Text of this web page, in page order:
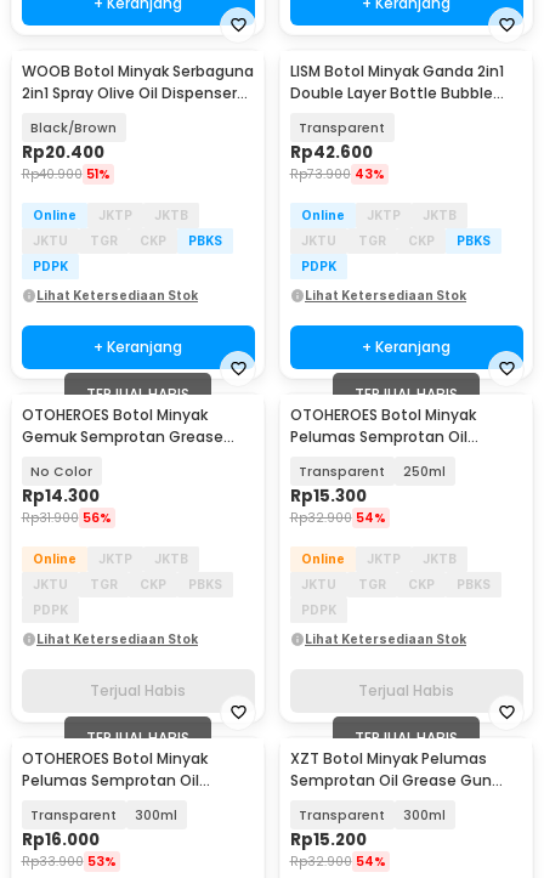
Baru
WOOB Botol Minyak Serbaguna
2in1 Spray Olive Oil Dispenser
Black/Brown
Rp20.400
Rp40.900 51%
Online JKTP
JKTB
JKTU
TGR CKP
PBKS
PDPK
Lihat Ketersediaan Stok
+ Keranjang
LISM Botol Minyak Ganda 2in1
Double Layer Bottle Bubble
Transparent
Rp42.600
Rp73.900 43%
Online JKTP
JKTB
JKTU
TGR CKP
PBKS
PDPK
Lihat Ketersediaan Stok
+ Keranjang
TERJUAL HABIS
OTOHEROES Botol Minyak
Gemuk Semprotan Grease
No Color
Rp14.300
Rp31.900 56%
Online JKTP
JKTB
JKTU
TGR CKP
PBKS
PDPK
Lihat Ketersediaan Stok
Terjual Habis
TERJUAL HABIS
OTOHEROES Botol Minyak
Pelumas Semprotan Oil
Q001
Transparent 250ml
Rp15.300
Rp32.900 54%
Online JKTP
JKTB
JKTU
TGR CKP
PBKS
PDPK
Lihat Ketersediaan Stok
Terjual Habis
TERJUAL HABIS
OTOHEROES Botol Minyak
Pelumas Semprotan Oil
Q001
Transparent 300ml
Rp16.000
Rp33.900 53%
TERJUAL HABIS
XZT Botol Minyak Pelumas
Semprotan Oil Grease Gun
Transparent 300ml
Rp15.200
Rp32.900 54%